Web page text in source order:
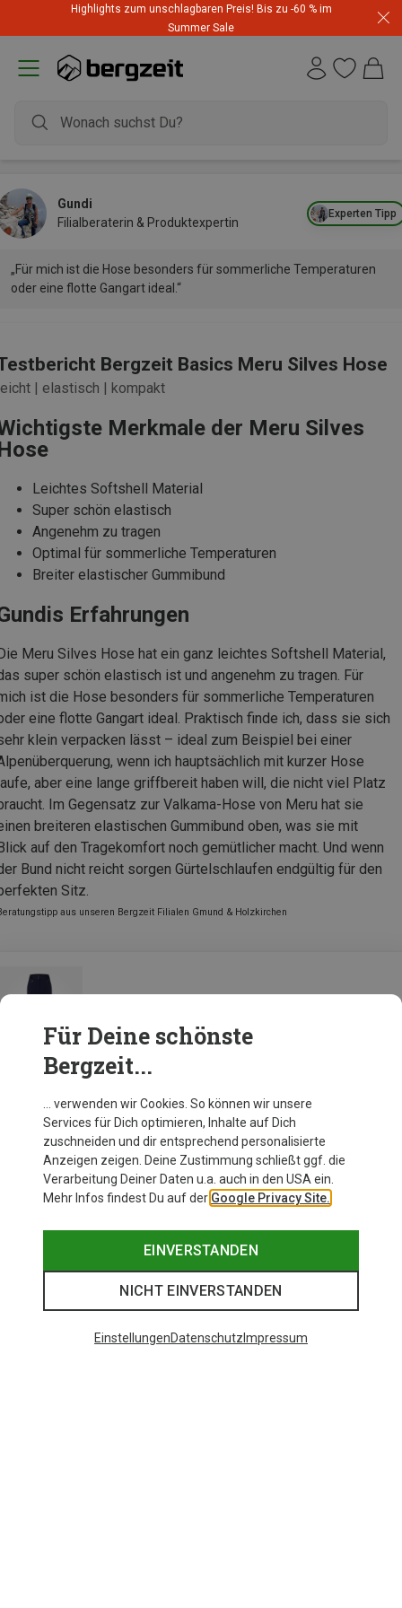
Highlights zum unschlagbaren Preis! Bis zu -60 % im
Summer Sale
Experten Tipp
Gundi
Filialberaterin & Produktexpertin
„Für mich ist die Hose besonders für sommerliche Temperaturen
oder eine flotte Gangart ideal.“
Bergzeit Basics Meru Silves Hose
| elastisch | kompakt
Merkmale der Meru Silves
Leichtes Softshell Material
Super schön elastisch
Angenehm zu tragen
Optimal für sommerliche Temperaturen
Breiter elastischer Gummibund
Erfahrungen
Meru Silves Hose hat ein ganz leichtes Softshell Material,
super schön elastisch ist und angenehm zu tragen. Für
ist die Hose besonders für sommerliche Temperaturen
eine flotte Gangart ideal. Praktisch finde ich, dass sie sich
klein verpacken lässt – ideal zum Beispiel bei einer
wenn ich hauptsächlich mit kurzer Hose
aber eine lange griffbereit haben will, die nicht viel Platz
Im Gegensatz zur Valkama-Hose von Meru hat sie
breiteren elastischen Gummibund oben, was sie mit
auf den Tragekomfort noch gemütlicher macht. Und wenn
Bund nicht reicht sorgen Gürtelschlaufen endgültig für den
Sitz.
aus unseren Bergzeit Filialen Gmund & Holzkirchen
Zur Produktseite
Für Deine schönste
Bergzeit...
… verwenden wir Cookies. So können wir unsere
Services für Dich optimieren, Inhalte auf Dich
zuschneiden und dir entsprechend personalisierte
Anzeigen zeigen. Deine Zustimmung schließt ggf. die
Verarbeitung Deiner Daten u.a. auch in den USA ein.
Mehr Infos findest Du auf der Google Privacy Site.
EINVERSTANDEN
NICHT EINVERSTANDEN
EinstellungenDatenschutz Impressum